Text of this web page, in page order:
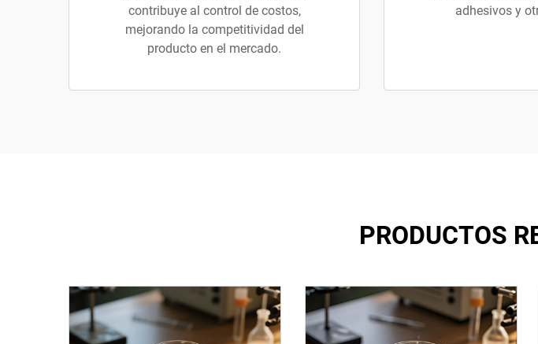
contribuye al control de costos,
mejorando la competitividad del
producto en el mercado.
adhesivos y
PRODUCTOS